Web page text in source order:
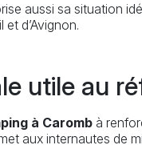
aussi sa situation
d’Avignon.
utile au
à Caromb à
aux internautes de